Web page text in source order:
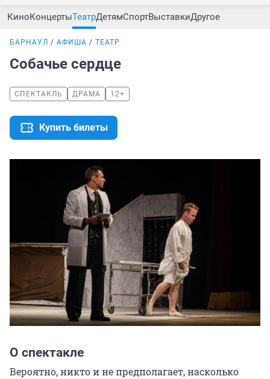
КиноКонцертыТеатрДетямСпортВыставкиДругое
БАРНАУЛ АФИША ТЕАТР
Собачье сердце
СПЕКТАКЛЬ ДРАМА 12+
Купить билеты
О спектакле
Вероятно, никто и не предполагает, насколько